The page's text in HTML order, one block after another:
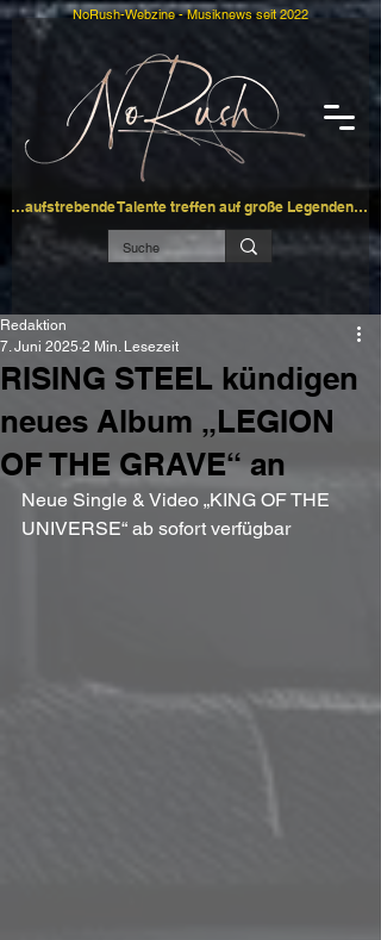
…aufstrebende Talente treffen auf große Legenden…
NoRush-Webzine - Musiknews seit 2022
RISING STEEL kündigen
neues Album „LEGION
OF THE GRAVE“ an
Redaktion
7. Juni 2025 2 Min. Lesezeit
Neue Single & Video „KING OF THE
UNIVERSE“ ab sofort verfügbar